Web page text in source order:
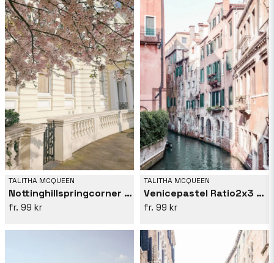
TALITHA MCQUEEN
Nottinghillspringcorner Ratio2x3
99 kr
TALITHA MCQUEEN
Venicepastel Ratio2x3 Copy
99 kr